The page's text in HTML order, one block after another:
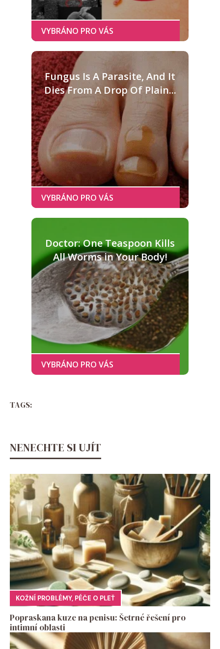
Fungus Is A Parasite, And It
Dies From A Drop Of Plain...
Doctor: One Teaspoon Kills
All Worms in Your Body!
TAGS:
NENECHTE SI UJÍT
KOŽNÍ PROBLÉMY, PÉČE O PLEŤ
Popraskana kuze na penisu: Šetrné řešení pro
intimní oblasti